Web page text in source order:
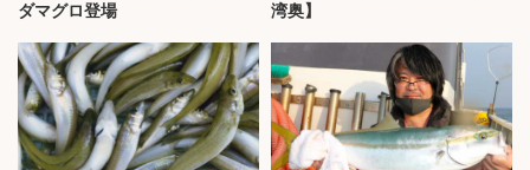
ダマグロ登場
湾奥】